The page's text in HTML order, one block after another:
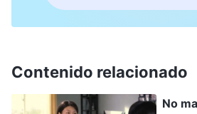
¿Por qué no la protegió Dios?
prueba, no debería ser tan
no creyentes y los que se
encuentren con todo tipo de
Contenido relacionado
No